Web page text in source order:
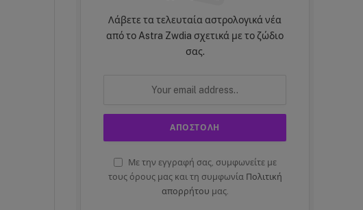
Λάβετε τα τελευταία αστρολογικά νέα
από το Astra Zwdia σχετικά με το ζώδιο
σας.
Με την εγγραφή σας, συμφωνείτε με
τους όρους μας και τη συμφωνία Πολιτική
απορρήτου μας.